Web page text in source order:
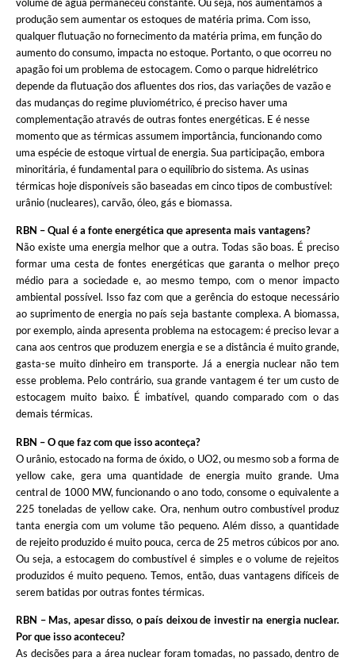
produção sem aumentar os estoques de matéria prima. Com isso,
qualquer flutuação no fornecimento da matéria prima, em função do
aumento do consumo, impacta no estoque. Portanto, o que ocorreu no
apagão foi um problema de estocagem. Como o parque hidrelétrico
depende da flutuação dos afluentes dos rios, das variações de vazão e
das mudanças do regime pluviométrico, é preciso haver uma
complementação através de outras fontes energéticas. E é nesse
momento que as térmicas assumem importância, funcionando como
uma espécie de estoque virtual de energia. Sua participação, embora
minoritária, é fundamental para o equilíbrio do sistema. As usinas
térmicas hoje disponíveis são baseadas em cinco tipos de combustível:
urânio (nucleares), carvão, óleo, gás e biomassa.
RBN – Qual é a fonte energética que apresenta mais vantagens?
Não existe uma energia melhor que a outra. Todas são boas. É preciso
formar uma cesta de fontes energéticas que garanta o melhor preço
médio para a sociedade e, ao mesmo tempo, com o menor impacto
ambiental possível. Isso faz com que a gerência do estoque necessário
ao suprimento de energia no país seja bastante complexa. A biomassa,
por exemplo, ainda apresenta problema na estocagem: é preciso levar a
cana aos centros que produzem energia e se a distância é muito grande,
gasta-se muito dinheiro em transporte. Já a energia nuclear não tem
esse problema. Pelo contrário, sua grande vantagem é ter um custo de
estocagem muito baixo. É imbatível, quando comparado com o das
demais térmicas.
RBN – O que faz com que isso aconteça?
O urânio, estocado na forma de óxido, o UO2, ou mesmo sob a forma de
yellow cake, gera uma quantidade de energia muito grande. Uma
central de 1000 MW, funcionando o ano todo, consome o equivalente a
225 toneladas de yellow cake. Ora, nenhum outro combustível produz
tanta energia com um volume tão pequeno. Além disso, a quantidade
de rejeito produzido é muito pouca, cerca de 25 metros cúbicos por ano.
Ou seja, a estocagem do combustível é simples e o volume de rejeitos
produzidos é muito pequeno. Temos, então, duas vantagens difíceis de
serem batidas por outras fontes térmicas.
RBN – Mas, apesar disso, o país deixou de investir na energia nuclear.
Por que isso aconteceu?
As decisões para a área nuclear foram tomadas, no passado, dentro de